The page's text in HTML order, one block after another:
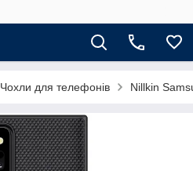
Чохли для телефонів Nillkin